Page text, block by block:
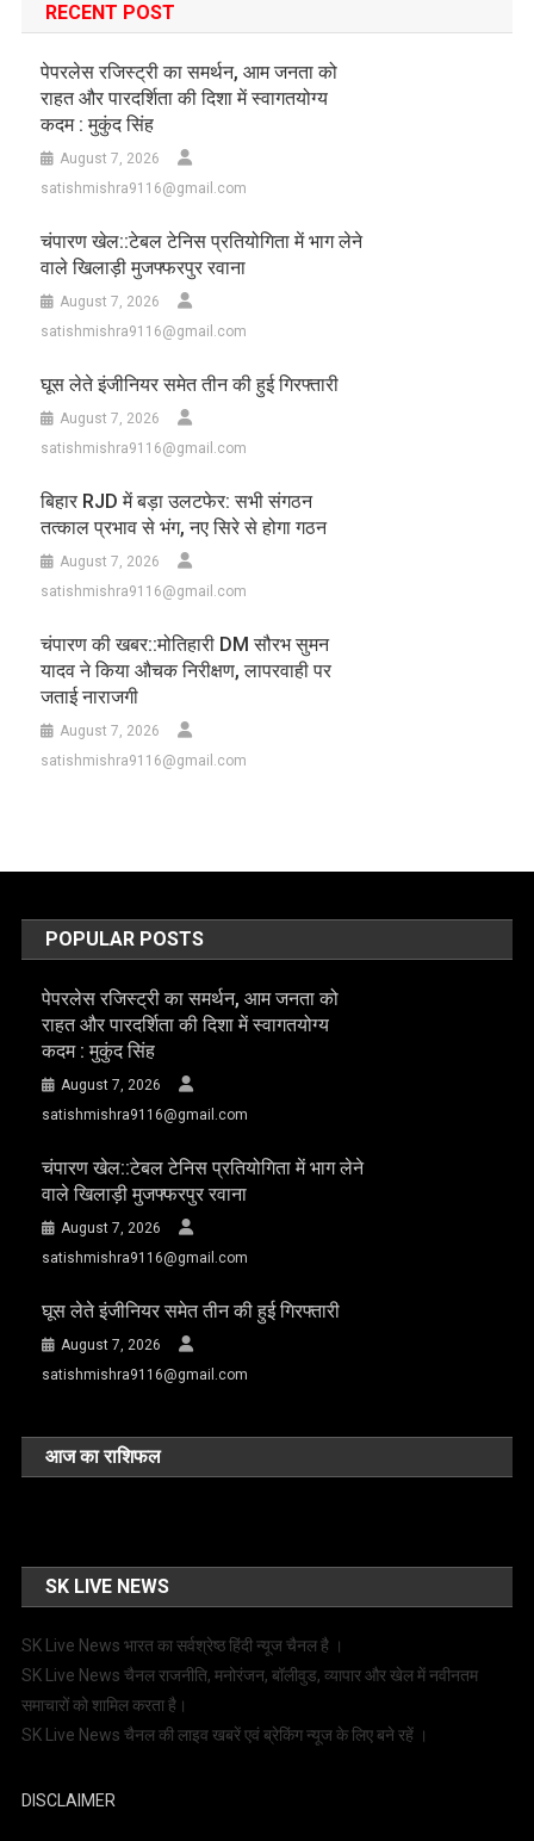
RECENT POST
पेपरलेस रजिस्ट्री का समर्थन, आम जनता को
राहत और पारदर्शिता की दिशा में स्वागतयोग्य
कदम : मुकुंद सिंह
August 7, 2026
satishmishra9116@gmail.com
चंपारण खेल::टेबल टेनिस प्रतियोगिता में भाग लेने
वाले खिलाड़ी मुजफ्फरपुर रवाना
August 7, 2026
satishmishra9116@gmail.com
घूस लेते इंजीनियर समेत तीन की हुई गिरफ्तारी
August 7, 2026
satishmishra9116@gmail.com
बिहार RJD में बड़ा उलटफेर: सभी संगठन
तत्काल प्रभाव से भंग, नए सिरे से होगा गठन
August 7, 2026
satishmishra9116@gmail.com
चंपारण की खबर::मोतिहारी DM सौरभ सुमन
यादव ने किया औचक निरीक्षण, लापरवाही पर
जताई नाराजगी
August 7, 2026
satishmishra9116@gmail.com
POPULAR POSTS
पेपरलेस रजिस्ट्री का समर्थन, आम जनता को
राहत और पारदर्शिता की दिशा में स्वागतयोग्य
कदम : मुकुंद सिंह
August 7, 2026
satishmishra9116@gmail.com
चंपारण खेल::टेबल टेनिस प्रतियोगिता में भाग लेने
वाले खिलाड़ी मुजफ्फरपुर रवाना
August 7, 2026
satishmishra9116@gmail.com
घूस लेते इंजीनियर समेत तीन की हुई गिरफ्तारी
August 7, 2026
satishmishra9116@gmail.com
आज का राशिफल
SK LIVE NEWS
SK Live News भारत का सर्वश्रेष्ठ हिंदी न्‍यूज चैनल है ।
SK Live News चैनल राजनीति, मनोरंजन, बॉलीवुड, व्यापार और खेल में नवीनतम
समाचारों को शामिल करता है।
SK Live News चैनल की लाइव खबरें एवं ब्रेकिंग न्यूज के लिए बने रहें ।
DISCLAIMER